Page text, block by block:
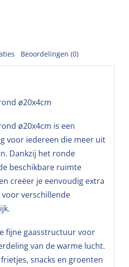
Beoordelingen (0)
ø20x4cm
ø20x4cm is een
voor iedereen die meer uit
Dankzij het ronde
beschikbare ruimte
creëer je eenvoudig extra
verschillende
fijne gaasstructuur voor
van de warme lucht.
snacks en groenten